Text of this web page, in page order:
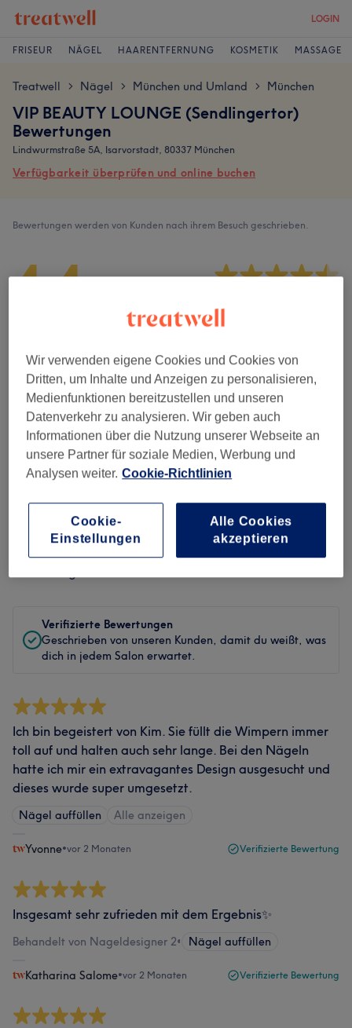
LOGIN
FRISEUR NÄGEL HAARENTFERNUNG KOSMETIK MASSAGE
Treatwell > Nägel > München und Umland > München
VIP BEAUTY LOUNGE (Sendlingertor)
Bewertungen
Lindwurmstraße 5A, Isarvorstadt, 80337 München
Verfügbarkeit überprüfen und online buchen
Bewertungen werden von Kunden nach ihrem Besuch geschrieben.
4,4
Sauberkeit
Service
Bewertungen filtern
Behandlung Alle Bewertungen
Verifizierte Bewertungen
Geschrieben von unseren Kunden, damit du weißt, was
dich in jedem Salon erwartet.
Ich bin begeistert von Kim. Sie füllt die Wimpern immer
toll auf und halten auch sehr lange. Bei den Nägeln
hatte ich mir ein extravagantes Design ausgesucht und
dieses wurde super umgesetzt.
Nägel auffüllen Alle anzeigen
Yvonne•vor 2 Monaten Verifizierte Bewertung
Insgesamt sehr zufrieden mit dem Ergebnis✨
Behandelt von Nageldesigner 2• Nägel auffüllen
Katharina Salome•vor 2 Monaten Verifizierte Bewertung
Wir verwenden eigene Cookies und Cookies von
Dritten, um Inhalte und Anzeigen zu personalisieren,
Medienfunktionen bereitzustellen und unseren
Datenverkehr zu analysieren. Wir geben auch
Informationen über die Nutzung unserer Webseite an
unsere Partner für soziale Medien, Werbung und
Analysen weiter. Cookie-Richtlinien
Cookie-
Einstellungen
Alle Cookies
akzeptieren